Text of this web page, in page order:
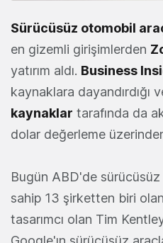
Sürücüsüz otomobil
en gizemli girişimlerden
yatırım aldı. Business
kaynaklara dayandırdığı
kaynaklar tarafında da
dolar değerleme üzerinden
Bugün ABD'de sürücüsüz
sahip 13 şirketten biri
tasarımcı olan Tim